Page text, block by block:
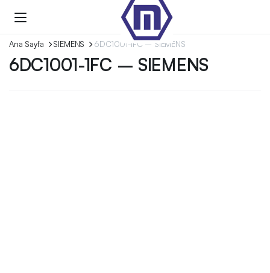
Ana Sayfa SIEMENS 6DC1001-1FC – SIEMENS
6DC1001-1FC – SIEMENS